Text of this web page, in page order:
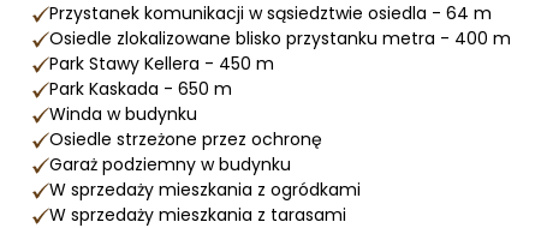
Przystanek komunikacji w sąsiedztwie osiedla - 64 m
Osiedle zlokalizowane blisko przystanku metra - 400 m
Park Stawy Kellera - 450 m
Park Kaskada - 650 m
Winda w budynku
Osiedle strzeżone przez ochronę
Garaż podziemny w budynku
W sprzedaży mieszkania z ogródkami
W sprzedaży mieszkania z tarasami